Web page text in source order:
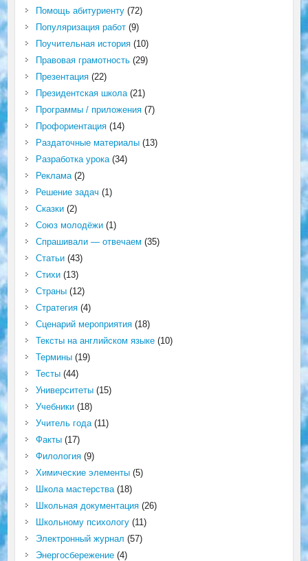
Помощь абитуриенту(72)
Популяризация работ(9)
Поучительная история(10)
Правовая грамотность(29)
Презентация(22)
Президентская школа(21)
Программы / приложения(7)
Профориентация(14)
Раздаточные материалы(13)
Разработка урока(34)
Реклама(2)
Решение задач (1)
Сказки(2)
Союз молодёжи(1)
Спрашивали — отвечаем (35)
Статьи(43)
Стихи(13)
Страны(12)
Стратегия(4)
Сценарий мероприятия(18)
Тексты на английском языке(10)
Термины(19)
Тесты(44)
Университеты(15)
Учебники(18)
Учитель года(11)
Факты(17)
Филология(9)
Химические элементы(5)
Школа мастерства(18)
Школьная документация(26)
Школьному психологу(11)
Электронный журнал (57)
Энергосбережение(4)